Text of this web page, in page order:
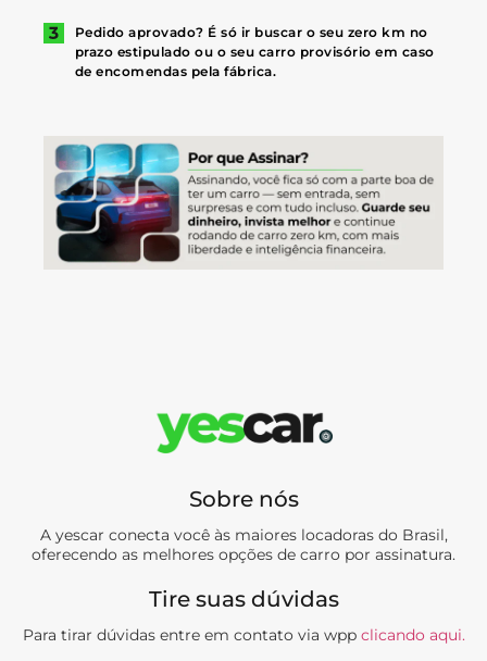
Pedido aprovado? É só ir buscar o seu zero km no
prazo estipulado ou o seu carro provisório em caso
de encomendas pela fábrica.
Sobre nós
A yescar conecta você às maiores locadoras do Brasil,
oferecendo as melhores opções de carro por assinatura.
Tire suas dúvidas
Para tirar dúvidas entre em contato via wpp clicando aqui.